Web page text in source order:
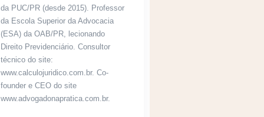
da PUC/PR (desde 2015). Professor
da Escola Superior da Advocacia
(ESA) da OAB/PR, lecionando
Direito Previdenciário. Consultor
técnico do site:
www.calculojuridico.com.br. Co-
founder e CEO do site
www.advogadonapratica.com.br.